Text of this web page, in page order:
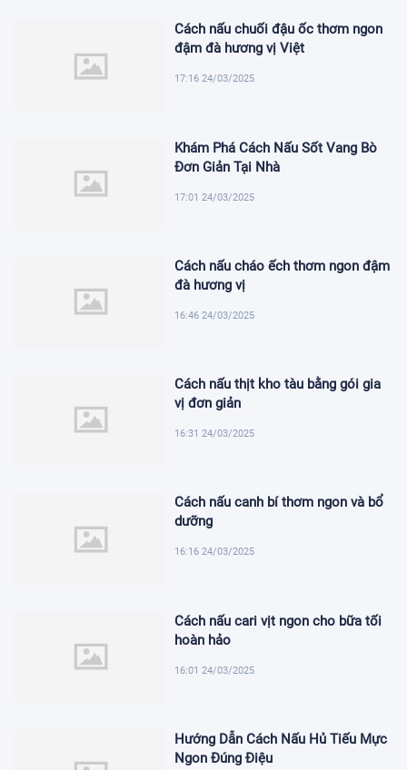
Cách nấu chuối đậu ốc thơm ngon
đậm đà hương vị Việt
17:16 24/03/2025
Khám Phá Cách Nấu Sốt Vang Bò
Đơn Giản Tại Nhà
17:01 24/03/2025
Cách nấu cháo ếch thơm ngon đậm
đà hương vị
16:46 24/03/2025
Cách nấu thịt kho tàu bằng gói gia
vị đơn giản
16:31 24/03/2025
Cách nấu canh bí thơm ngon và bổ
dưỡng
16:16 24/03/2025
Cách nấu cari vịt ngon cho bữa tối
hoàn hảo
16:01 24/03/2025
Hướng Dẫn Cách Nấu Hủ Tiếu Mực
Ngon Đúng Điệu